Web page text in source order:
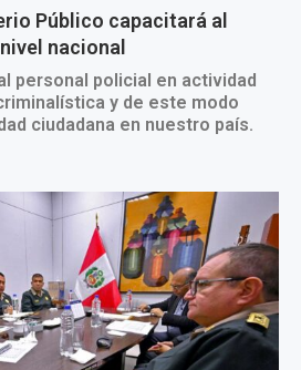
Público capacitará al
nacional
personal policial en actividad
y de este modo
ciudadana en nuestro país.